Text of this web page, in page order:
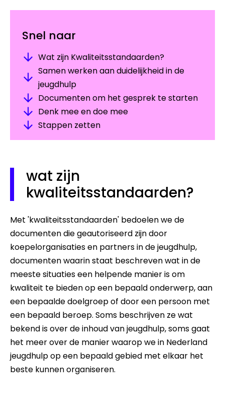
Snel naar
Wat zijn Kwaliteitsstandaarden?
Samen werken aan duidelijkheid in de
jeugdhulp
Documenten om het gesprek te starten
Denk mee en doe mee
Stappen zetten
wat zijn
kwaliteitsstandaarden?
Met 'kwaliteitsstandaarden' bedoelen we de
documenten die geautoriseerd zijn door
koepelorganisaties en partners in de jeugdhulp,
documenten waarin staat beschreven wat in de
meeste situaties een helpende manier is om
kwaliteit te bieden op een bepaald onderwerp, aan
een bepaalde doelgroep of door een persoon met
een bepaald beroep. Soms beschrijven ze wat
bekend is over de inhoud van jeugdhulp, soms gaat
het meer over de manier waarop we in Nederland
jeugdhulp op een bepaald gebied met elkaar het
beste kunnen organiseren.